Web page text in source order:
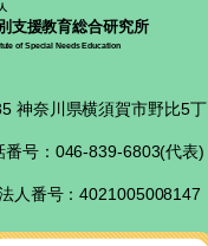
支援教育総合研究所
of Special Needs Education
神奈川県横須賀市野比5
番号：046-839-6803(代
人番号：4021005008147